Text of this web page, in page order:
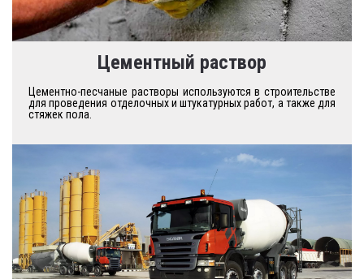
Цементный раствор
Цементно-песчаные растворы используются в строительстве
для проведения отделочных и штукатурных работ, а также для
стяжек пола.